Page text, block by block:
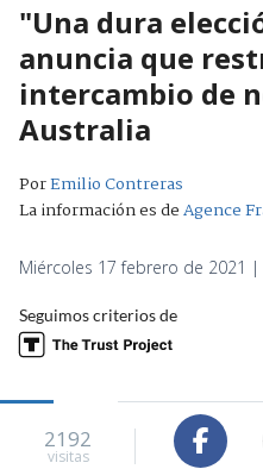
"Una dura
anuncia que
intercambio de
Australia
PorEmilio Contreras
La información es deAgence
Miércoles 17 febrero de 2021 |
Seguimos criterios de
2192
visitas